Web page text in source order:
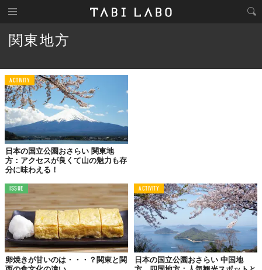
関東地方
ACTIVITY
日本の国立公園おさらい 関東地
方：アクセスが良くて山の魅力も存
分に味わえる！
ISSUE
卵焼きが甘いのは・・・？関東と関
ACTIVITY
日本の国立公園おさらい 中国地